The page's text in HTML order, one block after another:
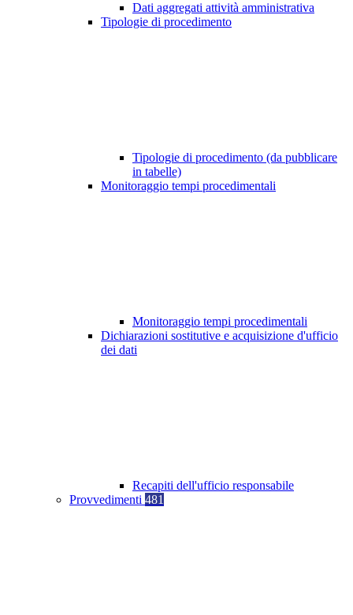
Dati aggregati attività amministrativa
Tipologie di procedimento
Tipologie di procedimento (da pubblicare
in tabelle)
Monitoraggio tempi procedimentali
Monitoraggio tempi procedimentali
Dichiarazioni sostitutive e acquisizione d'ufficio
dei dati
Recapiti dell'ufficio responsabile
Provvedimenti 481